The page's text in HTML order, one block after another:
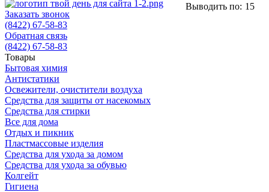
Выводить по: 15
Заказать звонок
(8422) 67-58-83
Обратная связь
(8422) 67-58-83
Товары
Бытовая химия
Антистатики
Освежители, очистители воздуха
Средства для защиты от насекомых
Средства для стирки
Все для дома
Отдых и пикник
Пластмассовые изделия
Средства для ухода за домом
Средства для ухода за обувью
Колгейт
Гигиена